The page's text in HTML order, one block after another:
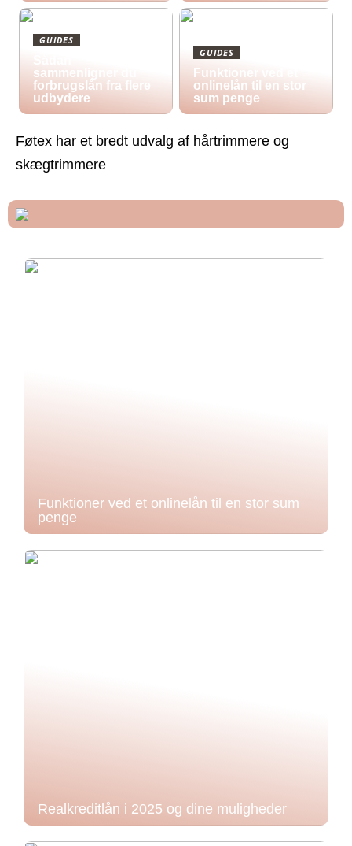
GUIDES
sammenligner du
forbrugslån fra flere
udbydere
GUIDES
Funktioner ved et
onlinelån til en stor
sum penge
Føtex har et bredt udvalg af hårtrimmere og
skægtrimmere
Funktioner ved et onlinelån til en stor sum
penge
Realkreditlån i 2025 og dine muligheder